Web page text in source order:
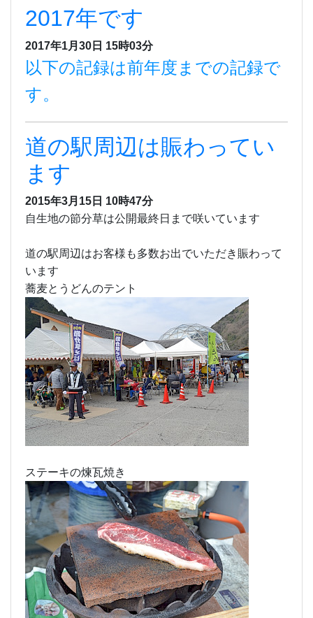
2017年です
2017年1月30日 15時03分
以下の記録は前年度までの記録で
す。
道の駅周辺は賑わってい
ます
2015年3月15日 10時47分
自生地の節分草は公開最終日まで咲いています
道の駅周辺はお客様も多数お出でいただき賑わって
います
蕎麦とうどんのテント
ステーキの煉瓦焼き